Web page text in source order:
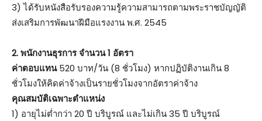
3) ได้รับหนังสือรับรองความรู้ความสามารถตามพระราชบัญญัติ
ส่งเสริมการพัฒนาฝีมือแรงงาน พ.ศ. 2545
2. พนักงานธุรการ จำนวน 1 อัตรา
ค่าตอบแทน520 บาท/วัน (8 ชั่วโมง) หากปฏิบัติงานเกิน 8
ชั่วโมงให้คิดค่าจ้างเป็นรายชั่วโมงจากอัตราค่าจ้าง
คุณสมบัติเฉพาะตำแหน่ง
1) อายุไม่ต่ำกว่า 20 ปี บริบูรณ์ และไม่เกิน 35 ปี บริบูรณ์